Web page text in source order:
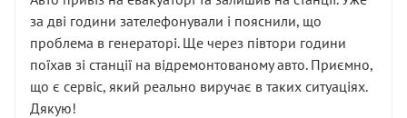
чіткого пояснення
( ну все зняли та доробили) дякую!
Окремий момент, який виглядає абсурдно:
мені заявили, що бачок гальмівної рідини потрібно
міняти разом із головним гальмівним циліндром у
за дві години зателефонували і пояснили, що
проблема в генераторі. Ще через півтори години
поїхав зі станції на відремонтованому авто. Приємно,
що є сервіс, який реально виручає в таких ситуаціях.
Дякую!